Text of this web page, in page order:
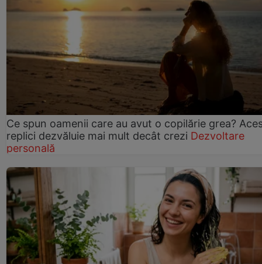
Ce spun oamenii care au avut o copilărie grea?
replici dezvăluie mai mult decât crezi Dezvoltare
personală